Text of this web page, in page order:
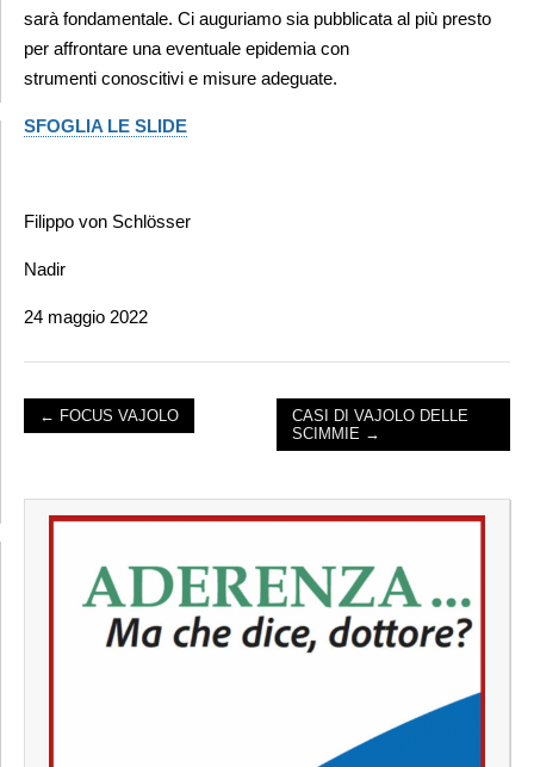
sarà fondamentale. Ci auguriamo sia pubblicata al più presto
per affrontare una eventuale epidemia con
strumenti conoscitivi e misure adeguate.
SFOGLIA LE SLIDE
Filippo von Schlösser
Nadir
24 maggio 2022
← FOCUS VAJOLO
CASI DI VAJOLO DELLE
SCIMMIE →